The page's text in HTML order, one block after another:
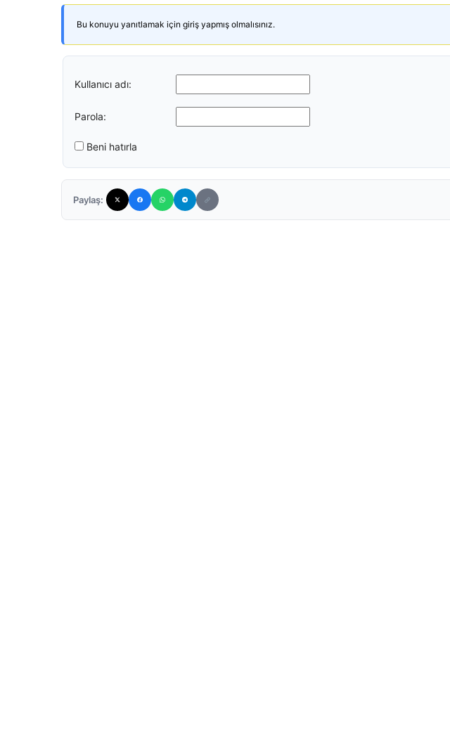
Bu konuyu yanıtlamak için giriş yapmış olmalısınız.
Kullanıcı adı:
Parola:
Beni hatırla
Paylaş: